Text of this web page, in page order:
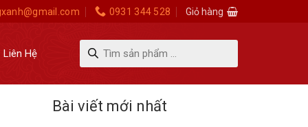
0931 344 528 Giỏ hàng
Liên Hệ
Tìm
kiếm
phẩm
Bài viết mới nhất